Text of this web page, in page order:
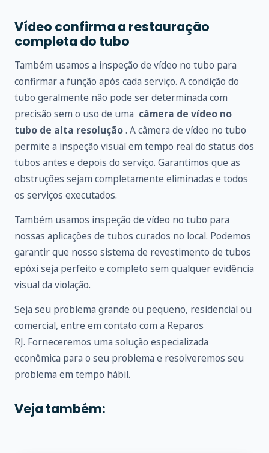
Vídeo confirma a restauração
completa do tubo
Também usamos a inspeção de vídeo no tubo para
confirmar a função após cada serviço. A condição do
tubo geralmente não pode ser determinada com
precisão sem o uso de uma câmera de vídeo no
tubo de alta resolução. A câmera de vídeo no tubo
permite a inspeção visual em tempo real do status dos
tubos antes e depois do serviço. Garantimos que as
obstruções sejam completamente eliminadas e todos
os serviços executados.
Também usamos inspeção de vídeo no tubo para
nossas aplicações de tubos curados no local. Podemos
garantir que nosso sistema de revestimento de tubos
epóxi seja perfeito e completo sem qualquer evidência
visual da violação.
Seja seu problema grande ou pequeno, residencial ou
comercial, entre em contato com a Reparos
RJ. Forneceremos uma solução especializada
econômica para o seu problema e resolveremos seu
problema em tempo hábil.
Veja também: